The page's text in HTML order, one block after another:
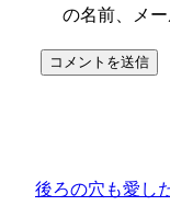
の名前、メ
後ろの穴も愛し